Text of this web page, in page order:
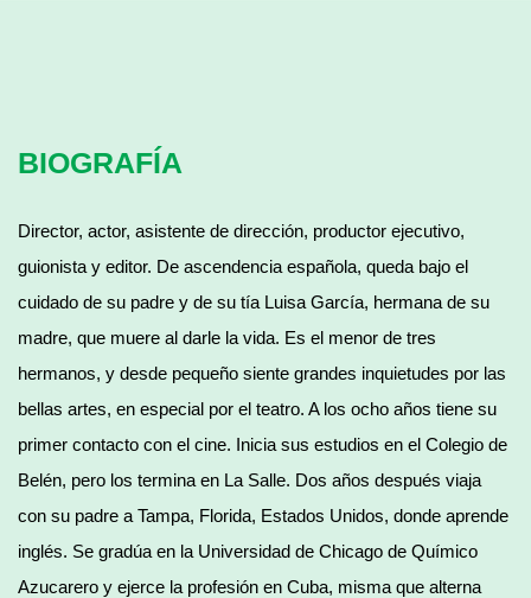
BIOGRAFÍA
Director, actor, asistente de dirección, productor ejecutivo,
guionista y editor. De ascendencia española, queda bajo el
cuidado de su padre y de su tía Luisa García, hermana de su
madre, que muere al darle la vida. Es el menor de tres
hermanos, y desde pequeño siente grandes inquietudes por las
bellas artes, en especial por el teatro. A los ocho años tiene su
primer contacto con el cine. Inicia sus estudios en el Colegio de
Belén, pero los termina en La Salle. Dos años después viaja
con su padre a Tampa, Florida, Estados Unidos, donde aprende
inglés. Se gradúa en la Universidad de Chicago de Químico
Azucarero y ejerce la profesión en Cuba, misma que alterna